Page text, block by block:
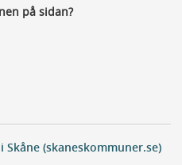
på sidan?
(skaneskommuner.se)